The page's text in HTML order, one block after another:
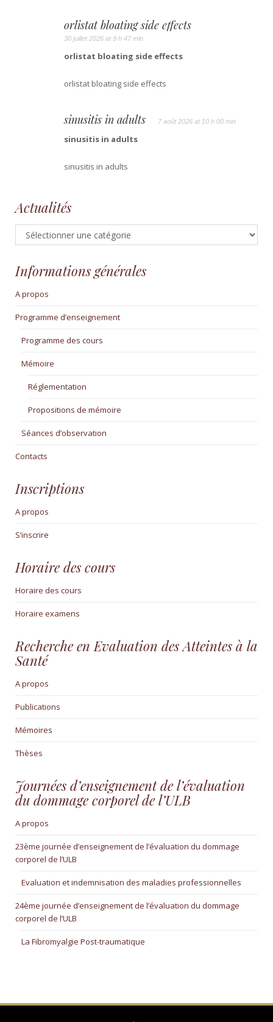
orlistat bloating side effects
30 juillet 2026 at 9 h 47 min
orlistat bloating side effects
orlistat bloating side effects
sinusitis in adults 7 août 2026 at 10 h 00 min
sinusitis in adults
sinusitis in adults
Actualités
Actualités
Informations générales
A propos
Programme d’enseignement
Programme des cours
Mémoire
Réglementation
Propositions de mémoire
Séances d’observation
Contacts
Inscriptions
A propos
S’inscrire
Horaire des cours
Horaire des cours
Horaire examens
Recherche en Evaluation des Atteintes à la
Santé
A propos
Publications
Mémoires
Thèses
Journées d’enseignement de l’évaluation
du dommage corporel de l’ULB
A propos
23ème journée d’enseignement de l’évaluation du dommage
corporel de l’ULB
Evaluation et indemnisation des maladies professionnelles
24ème journée d’enseignement de l’évaluation du dommage
corporel de l’ULB
La Fibromyalgie Post-traumatique